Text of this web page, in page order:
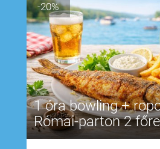
-20%
1 óra bowling +
Római-parton 2 főre